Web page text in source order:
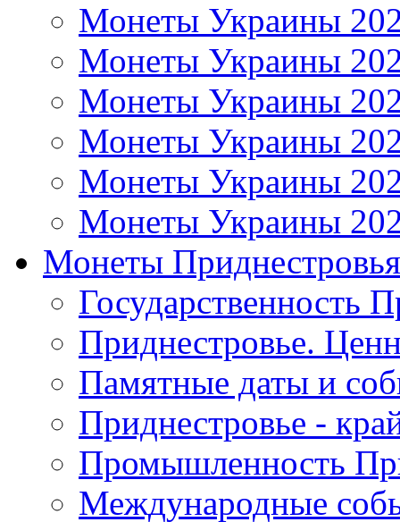
Монеты Украины
Монеты Украины
Монеты Украины
Монеты Украины
Монеты Украины
Монеты Украины
Монеты Приднестровья
Государственность
Приднестровье.
Памятные даты и
Приднестровье -
Промышленность
Международные